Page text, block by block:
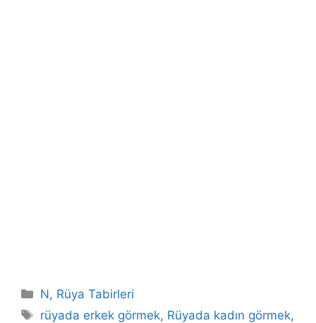
Kategoriler
N, Rüya Tabirleri
Etiketler
rüyada erkek görmek, Rüyada kadın görmek,